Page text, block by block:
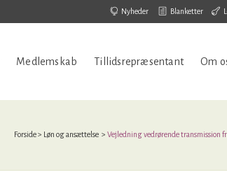
Nyheder Blanketter
Medlemskab Tillidsrepræsentant Om
Forside> Løn og ansættelse > Vejledning vedrørende transmission